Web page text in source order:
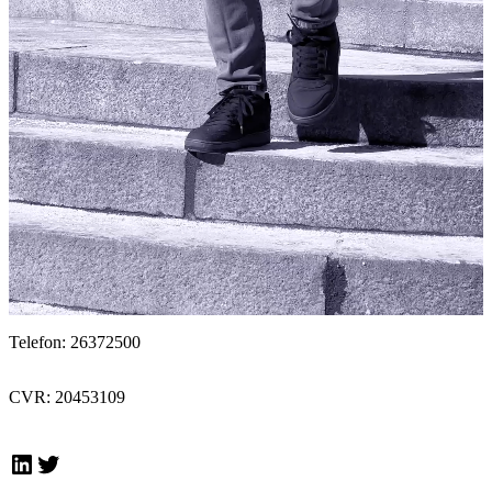
Telefon: 26372500
CVR: 20453109
LinkedIn
Twitter